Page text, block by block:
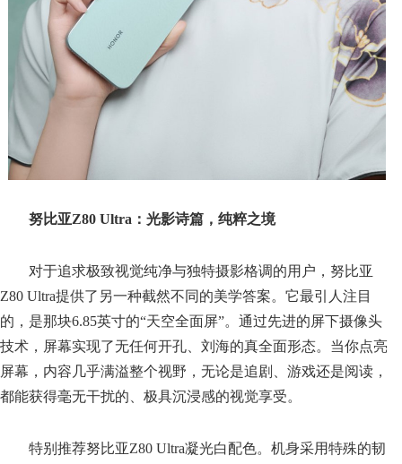
努比亚Z80 Ultra：光影诗篇，纯粹之境
对于追求极致视觉纯净与独特摄影格调的用户，努比亚
Z80 Ultra提供了另一种截然不同的美学答案。它最引人注目
的，是那块6.85英寸的“天空全面屏”。通过先进的屏下摄像头
技术，屏幕实现了无任何开孔、刘海的真全面形态。当你点亮
屏幕，内容几乎满溢整个视野，无论是追剧、游戏还是阅读，
都能获得毫无干扰的、极具沉浸感的视觉享受。
特别推荐努比亚Z80 Ultra凝光白配色。机身采用特殊的韧